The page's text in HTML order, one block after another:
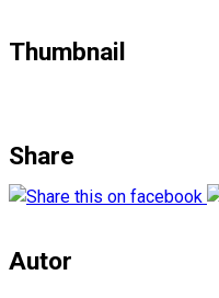
Thumbnail
Share
Autor